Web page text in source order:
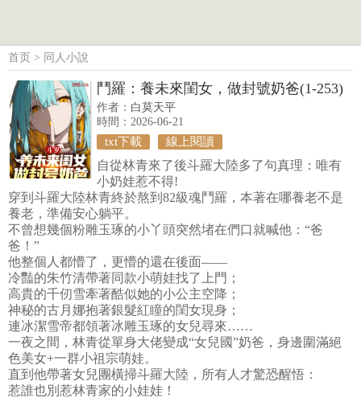
首页 > 同人小說
鬥羅：養未來閨女，做封號奶爸(1-253)
作者： 白莫天平
時間：2026-06-21
txt下載 線上閱讀
自從林青來了後斗羅大陸多了句真理：唯有
小奶娃惹不得!
穿到斗羅大陸林青終於熬到82級魂鬥羅，本著在哪養老不是
養老，準備安心躺平。
不曾想幾個粉雕玉琢的小丫頭突然堵在們口就喊他：“爸
爸！”
他整個人都懵了，更懵的還在後面——
冷豔的朱竹清帶著同款小萌娃找了上門；
高貴的千仞雪牽著酷似她的小公主空降；
神秘的古月娜抱著銀髮紅瞳的閨女現身；
連冰潔雪帝都領著冰雕玉琢的女兒尋來……
一夜之間，林青從單身大佬變成“女兒國”奶爸，身邊圍滿絕
色美女+一群小祖宗萌娃。
直到他帶著女兒團橫掃斗羅大陸，所有人才驚恐醒悟：
惹誰也別惹林青家的小娃娃！